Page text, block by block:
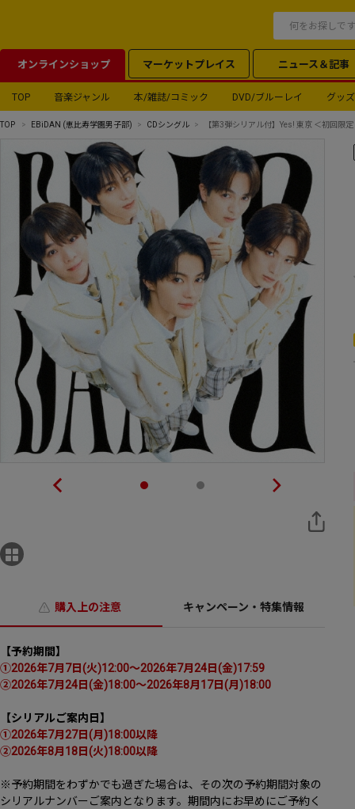
オンラインショップ マーケットプレイス ニュース＆記事
TOP 音楽ジャンル 本/雑誌/コミック DVD/ブルーレイ グッズ
TOP EBiDAN (恵比寿学園男子部) CDシングル 【第3弾シリアル付】Yes! 東京 ＜初回限
購入上の注意 キャンペーン・特集情報
【予約期間】
①2026年7月7日(火)12:00～2026年7月24日(金)17:59
②2026年7月24日(金)18:00～2026年8月17日(月)18:00
【シリアルご案内日】
①2026年7月27日(月)18:00以降
②2026年8月18日(火)18:00以降
※予約期間をわずかでも過ぎた場合は、その次の予約期間対象の
シリアルナンバーご案内となります。期間内にお早めにご予約く